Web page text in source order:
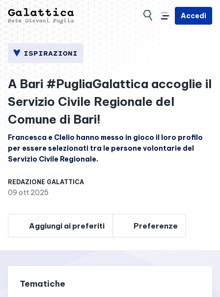
Accedi
ISPIRAZIONI
A Bari #PugliaGalattica accoglie il
Servizio Civile Regionale del
Comune di Bari!
Francesca e Clelio hanno messo in gioco il loro profilo
per essere selezionati tra le persone volontarie del
Servizio Civile Regionale.
REDAZIONE GALATTICA
09 ott 2025
Aggiungi ai preferiti Preferenze
Tematiche